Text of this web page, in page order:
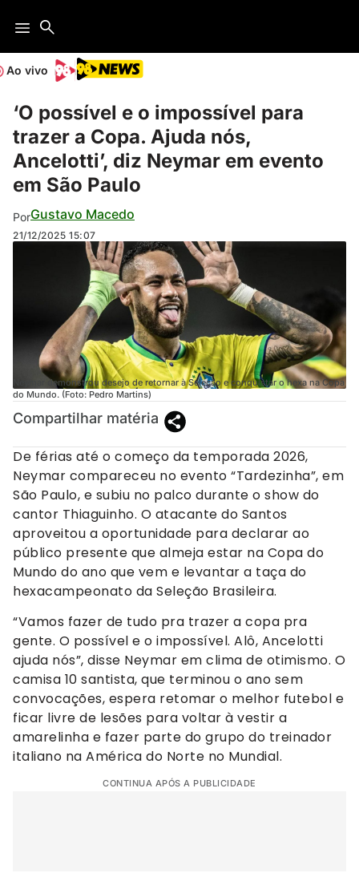
Ao vivo
‘O possível e o impossível para
trazer a Copa. Ajuda nós,
Ancelotti’, diz Neymar em evento
em São Paulo
PorGustavo Macedo
21/12/2025 15:07
Neymar demonstrou desejo de retornar à Seleção e conquistar o hexa na Copa
do Mundo. (Foto: Pedro Martins)
Compartilhar matéria
De férias até o começo da temporada 2026,
Neymar compareceu no evento “Tardezinha”, em
São Paulo, e subiu no palco durante o show do
cantor Thiaguinho. O atacante do Santos
aproveitou a oportunidade para declarar ao
público presente que almeja estar na Copa do
Mundo do ano que vem e levantar a taça do
hexacampeonato da Seleção Brasileira.
“Vamos fazer de tudo pra trazer a copa pra
gente. O possível e o impossível. Alô, Ancelotti
ajuda nós”, disse Neymar em clima de otimismo. O
camisa 10 santista, que terminou o ano sem
convocações, espera retomar o melhor futebol e
ficar livre de lesões para voltar à vestir a
amarelinha e fazer parte do grupo do treinador
italiano na América do Norte no Mundial.
CONTINUA APÓS A PUBLICIDADE